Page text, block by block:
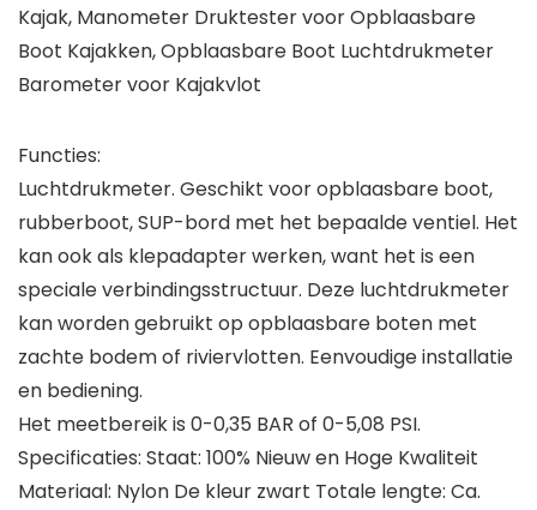
Kajak, Manometer Druktester voor Opblaasbare
Boot Kajakken, Opblaasbare Boot Luchtdrukmeter
Barometer voor Kajakvlot
Functies:
Luchtdrukmeter. Geschikt voor opblaasbare boot,
rubberboot, SUP-bord met het bepaalde ventiel. Het
kan ook als klepadapter werken, want het is een
speciale verbindingsstructuur. Deze luchtdrukmeter
kan worden gebruikt op opblaasbare boten met
zachte bodem of riviervlotten. Eenvoudige installatie
en bediening.
Het meetbereik is 0-0,35 BAR of 0-5,08 PSI.
Specificaties: Staat: 100% Nieuw en Hoge Kwaliteit
Materiaal: Nylon De kleur zwart Totale lengte: Ca.